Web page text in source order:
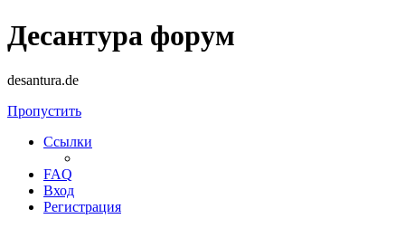
Десантура форум
desantura.de
Пропустить
Ссылки
FAQ
Вход
Регистрация